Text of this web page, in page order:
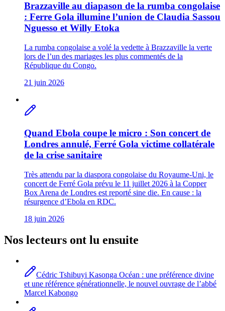
Brazzaville au diapason de la rumba congolaise
: Ferre Gola illumine l’union de Claudia Sassou
Nguesso et Willy Etoka
La rumba congolaise a volé la vedette à Brazzaville la verte
lors de l’un des mariages les plus commentés de la
République du Congo.
21 juin 2026
Quand Ebola coupe le micro : Son concert de
Londres annulé, Ferré Gola victime collatérale
de la crise sanitaire
Très attendu par la diaspora congolaise du Royaume-Uni, le
concert de Ferré Gola prévu le 11 juillet 2026 à la Copper
Box Arena de Londres est reporté sine die. En cause : la
résurgence d’Ebola en RDC.
18 juin 2026
Nos lecteurs ont lu ensuite
Cédric Tshibuyi Kasonga Océan : une préférence divine
et une référence générationnelle, le nouvel ouvrage de l’abbé
Marcel Kabongo